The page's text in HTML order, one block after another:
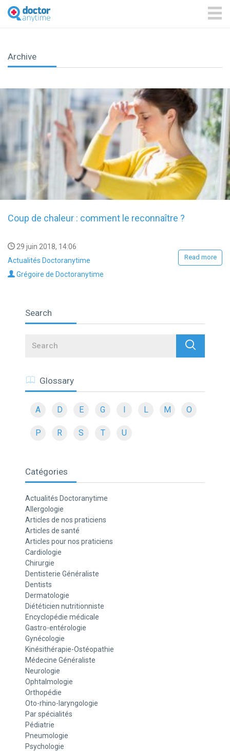
DoctorAnyTime
You
are
hands!
Archive
Coup de chaleur : comment le reconnaître ?
29 juin 2018, 14:06
Actualités Doctoranytime
Grégoire de Doctoranytime
Read more
Search
Search
Glossary
A D E G I L M O
P R S T U
Catégories
Actualités Doctoranytime
Allergologie
Articles de nos praticiens
Articles de santé
Articles pour nos praticiens
Cardiologie
Chirurgie
Dentisterie Généraliste
Dentists
Dermatologie
Diététicien nutritionniste
Encyclopédie médicale
Gastro-entérologie
Gynécologie
Kinésithérapie-Ostéopathie
Médecine Généraliste
Neurologie
Ophtalmologie
Orthopédie
Oto-rhino-laryngologie
Par spécialités
Pédiatrie
Pneumologie
Psychologie